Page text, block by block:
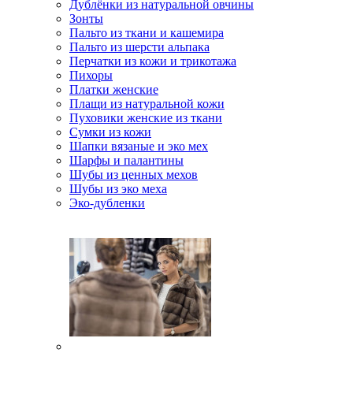
Дублёнки из натуральной овчины
Зонты
Пальто из ткани и кашемира
Пальто из шерсти альпака
Перчатки из кожи и трикотажа
Пихоры
Платки женские
Плащи из натуральной кожи
Пуховики женские из ткани
Сумки из кожи
Шапки вязаные и эко мех
Шарфы и палантины
Шубы из ценных мехов
Шубы из эко меха
Эко-дубленки